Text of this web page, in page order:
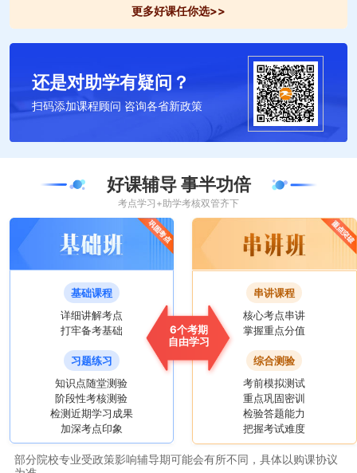
更多好课任你选>>
还是对助学有疑问？
扫码添加课程顾问 咨询各省新政策
好课辅导 事半功倍
考点学习+助学考核双管齐下
基础课程
详细讲解考点
打牢备考基础
习题练习
知识点随堂测验
阶段性考核测验
检测近期学习成果
加深考点印象
6个考期
自由学习
串讲课程
核心考点串讲
掌握重点分值
综合测验
考前模拟测试
重点巩固密训
检验答题能力
把握考试难度
部分院校专业受政策影响辅导期可能会有所不同，具体以购课协议